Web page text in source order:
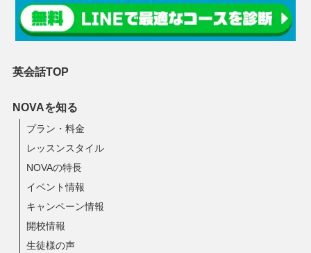
英会話TOP
NOVAを知る
プラン・料金
レッスンスタイル
NOVAの特長
イベント情報
キャンペーン情報
開校情報
生徒様の声